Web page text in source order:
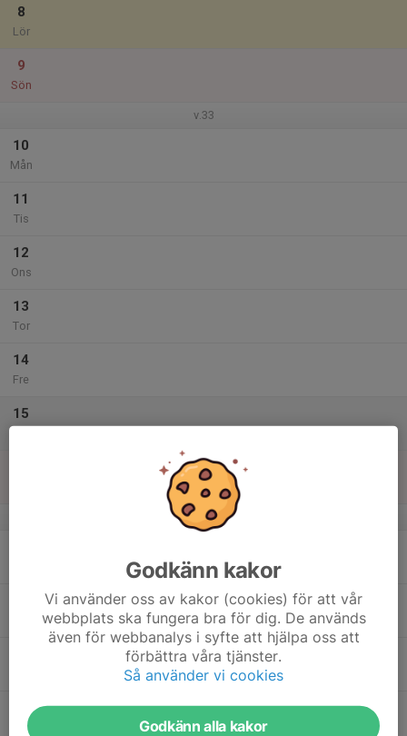
8
Lör
9
Sön
v.33
10
Mån
11
Tis
12
Ons
13
Tor
14
Fre
15
v.34
Tor
Godkänn kakor
Vi använder oss av kakor (cookies) för att vår
webbplats ska fungera bra för dig. De används
även för webbanalys i syfte att hjälpa oss att
förbättra våra tjänster.
Så använder vi cookies
Godkänn alla kakor